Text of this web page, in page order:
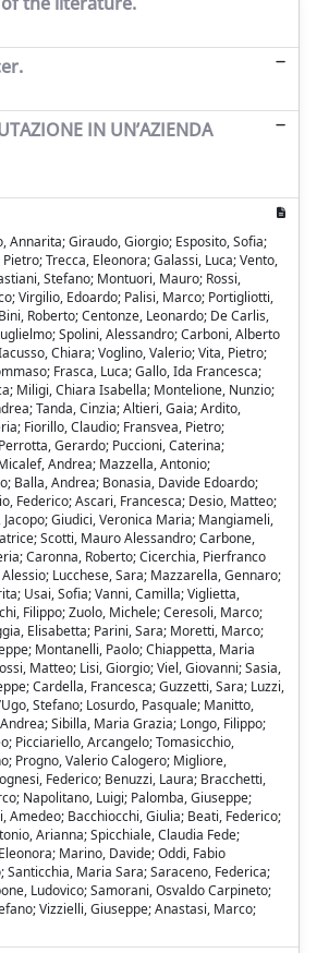
IN UN’AZIENDA
Annarita; Giraudo, Giorgio; Esposito, Sofia;
Trecca, Eleonora; Galassi, Luca; Vento,
Stefano; Montuori, Mauro; Rossi,
Virgilio, Edoardo; Palisi, Marco; Portigliotti,
Roberto; Centonze, Leonardo; De Carlis,
Spolini, Alessandro; Carboni, Alberto
Chiara; Voglino, Valerio; Vita, Pietro;
Frasca, Luca; Gallo, Ida Francesca;
Miligi, Chiara Isabella; Montelione, Nunzio;
Tanda, Cinzia; Altieri, Gaia; Ardito,
Fiorillo, Claudio; Fransvea, Pietro;
Gerardo; Puccioni, Caterina;
Andrea; Mazzella, Antonio;
Balla, Andrea; Bonasia, Davide Edoardo;
Federico; Ascari, Francesca; Desio, Matteo;
Giudici, Veronica Maria; Mangiameli,
Scotti, Mauro Alessandro; Carbone,
Caronna, Roberto; Cicerchia, Pierfranco
Lucchese, Sara; Mazzarella, Gennaro;
Usai, Sofia; Vanni, Camilla; Viglietta,
Filippo; Zuolo, Michele; Ceresoli, Marco;
Elisabetta; Parini, Sara; Moretti, Marco;
Montanelli, Paolo; Chiappetta, Maria
Matteo; Lisi, Giorgio; Viel, Giovanni; Sasia,
Cardella, Francesca; Guzzetti, Sara; Luzzi,
Stefano; Losurdo, Pasquale; Manitto,
Sibilla, Maria Grazia; Longo, Filippo;
Picciariello, Arcangelo; Tomasicchio,
Progno, Valerio Calogero; Migliore,
Federico; Benuzzi, Laura; Bracchetti,
Napolitano, Luigi; Palomba, Giuseppe;
Amedeo; Bacchiocchi, Giulia; Beati, Federico;
Arianna; Spicchiale, Claudia Fede;
Marino, Davide; Oddi, Fabio
Maria Sara; Saraceno, Federica;
Ludovico; Samorani, Osvaldo Carpineto;
Vizzielli, Giuseppe; Anastasi, Marco;